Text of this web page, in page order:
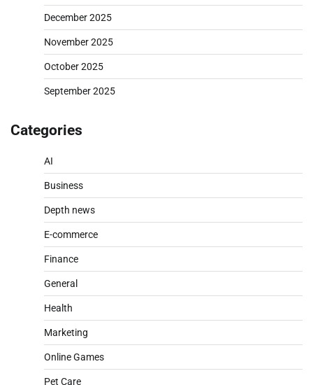
December 2025
November 2025
October 2025
September 2025
Categories
AI
Business
Depth news
E-commerce
Finance
General
Health
Marketing
Online Games
Pet Care